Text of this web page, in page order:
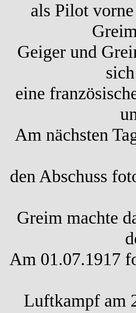
als Pilot
Geiger und
eine
Am nächsten
den Abschuss
Greim machte
Am 01.07.1917
Luftkampf am